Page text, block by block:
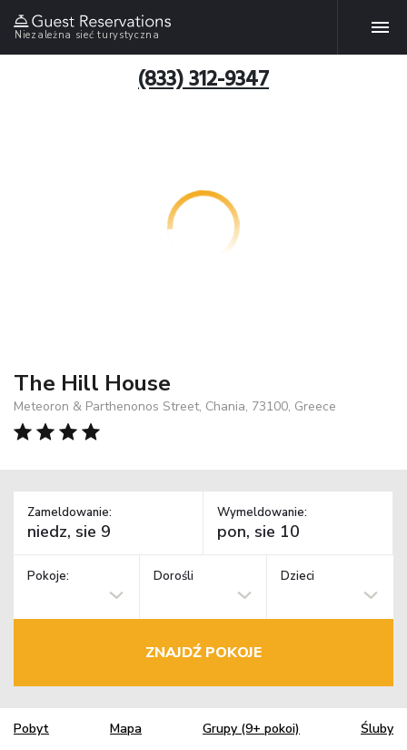
Niezależna sieć turystyczna
(833) 312-9347
The Hill House
Meteoron & Parthenonos Street, Chania, 73100, Greece
Zameldowanie: Wymeldowanie:
Pokoje: Dorośli Dzieci
ZNAJDŹ POKOJE
Pobyt Mapa Grupy (9+ pokoi) Śluby